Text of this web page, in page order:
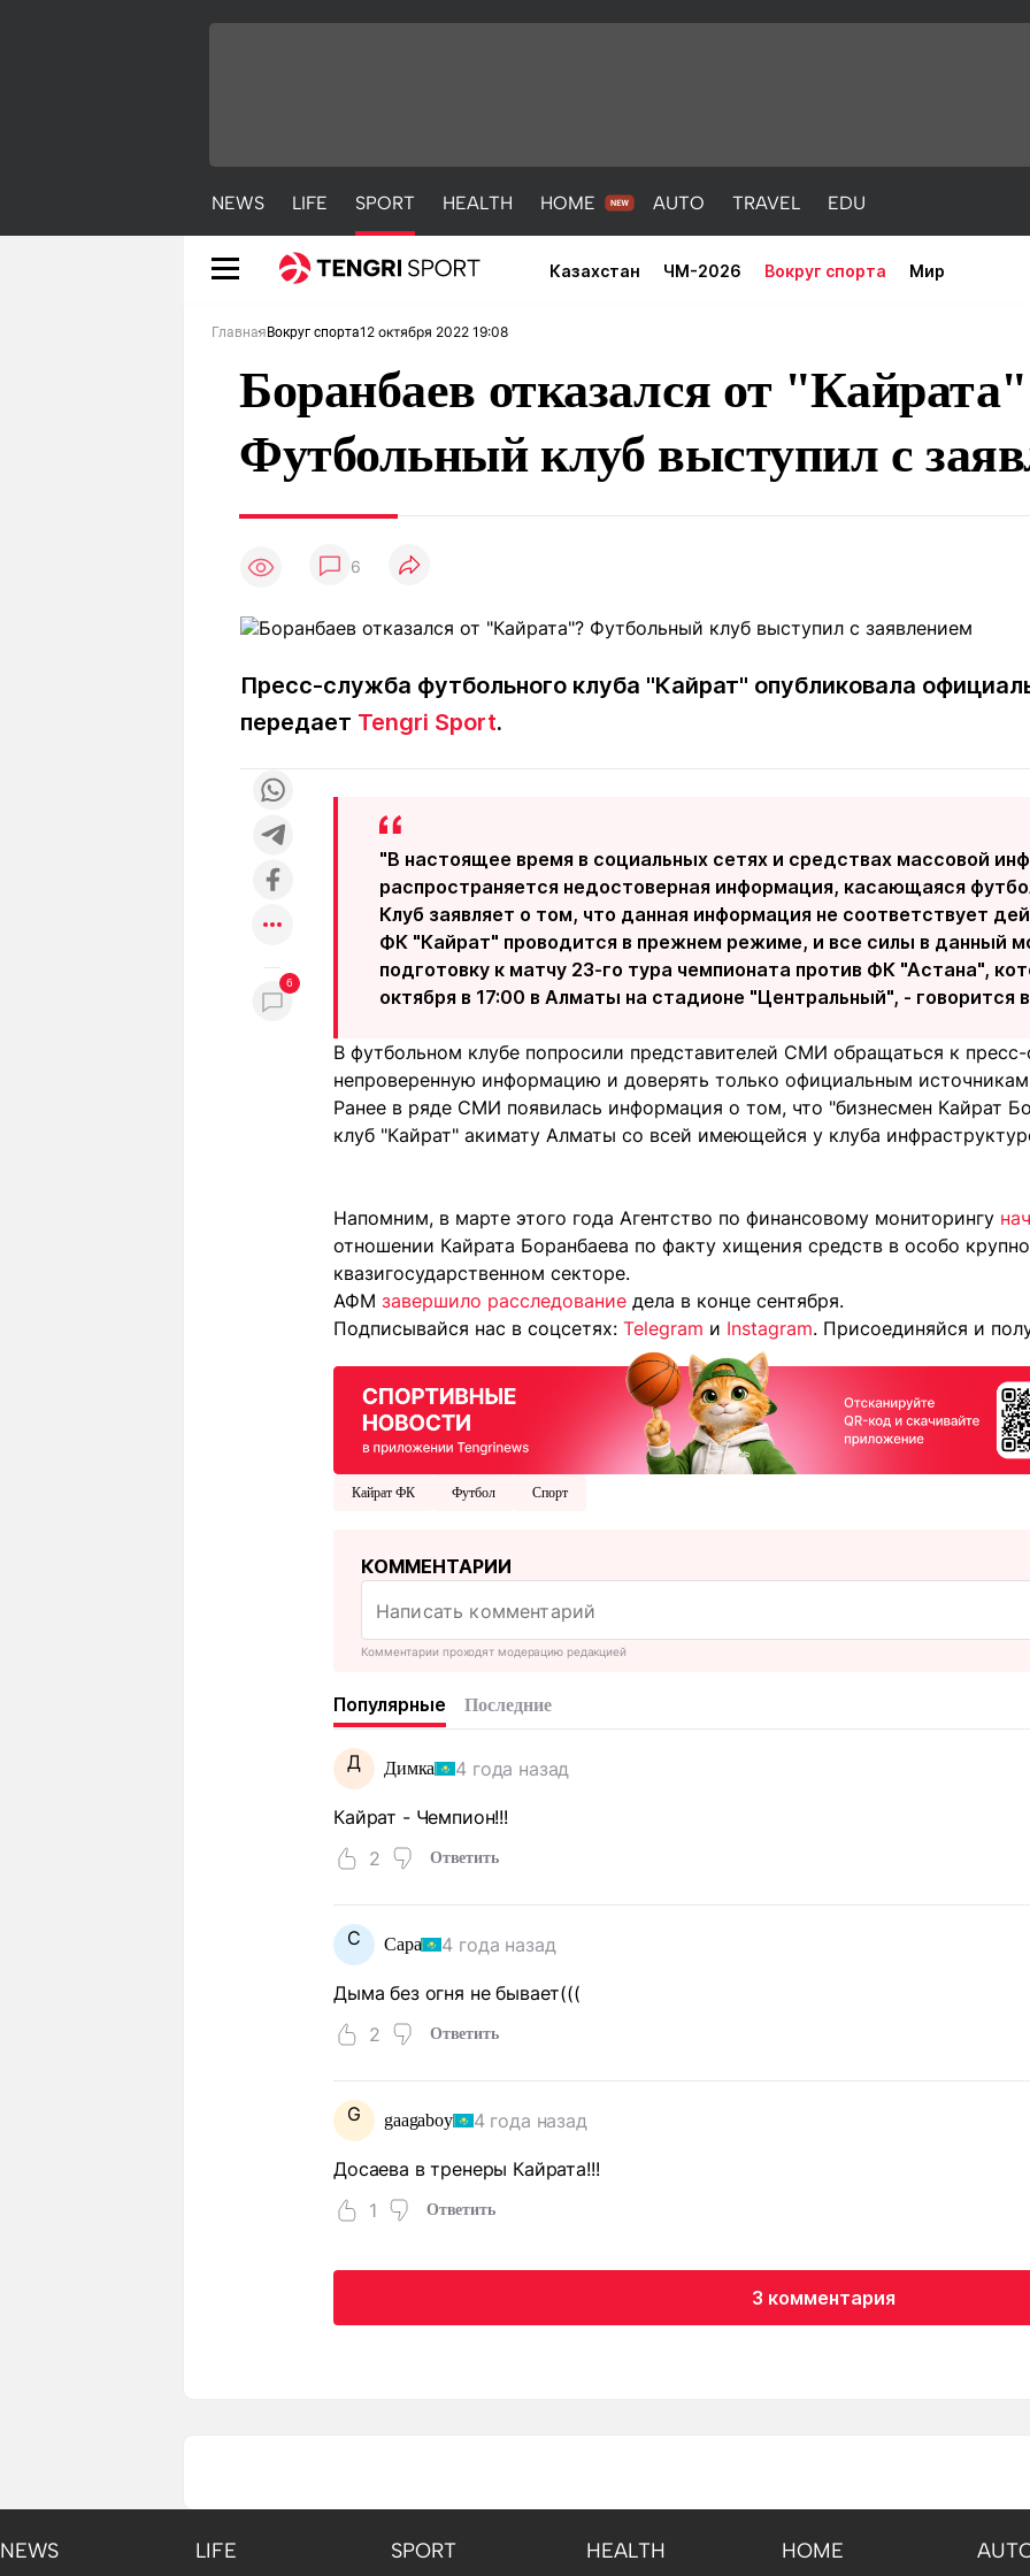
NEWS LIFE SPORT HEALTH HOME AUTO TRAVEL EDU
Казахстан ЧМ-2026 Вокруг спорта Мир
NEWS
Погода
Рейтинги
Полезно
Гороскопы
SPORT
чемпионов
HEALTH
Редакция
+7 (777) 001 44 99
Реклама
+7 (700) 3 888 188
ГлавнаяВокруг спорта12 октября 2022 19:08
Боранбаев отказался от
Футбольный клуб выступил с
6
Пресс-служба футбольного клуба "Кайрат" опубликовала
передает Tengri Sport.
6
"В настоящее время в социальных сетях и средствах массовой
распространяется недостоверная информация, касающаяся
Клуб заявляет о том, что данная информация не соответствует
ФК "Кайрат" проводится в прежнем режиме, и все силы в данный
подготовку к матчу 23-го тура чемпионата против ФК "Астана",
октября в 17:00 в Алматы на стадионе "Центральный", - говорится
В футбольном клубе попросили представителей СМИ обращаться к
непроверенную информацию и доверять только официальным
Ранее в ряде СМИ появилась информация о том, что "бизнесмен Кайрат
клуб "Кайрат" акимату Алматы со всей имеющейся у клуба
Напомним, в марте этого года Агентство по финансовому мониторингу
отношении Кайрата Боранбаева по факту хищения средств в особо
квазигосударственном секторе.
АФМ завершило расследование дела в конце сентября.
Подписывайся нас в соцсетях: Telegram и Instagram. Присоединяйся и
Кайрат ФК Футбол Спорт
КОММЕНТАРИИ
Комментарии проходят модерацию редакцией
Популярные Последние
Д Димка 4 года назад
Кайрат - Чемпион!!!
2
Ответить
С Сара 4 года назад
Дыма без огня не бывает(((
2
Ответить
G gaagaboy 4 года назад
Досаева в тренеры Кайрата!!!
1
Ответить
3 комментария
NEWS LIFE SPORT HEALTH HOME